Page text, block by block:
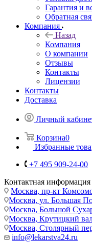
Гарантия и
Обратная
Компания
Назад
Компания
О компании
Отзывы
Контакты
Лицензии
Контакты
Доставка
Личный
Корзина0
Избранные
+7 495 909-24-00
Контактная информация
Москва, пр-кт
Москва, ул. Большая
Москва, Большой
Москва, Крутицкий
Москва, Столярный
info@lekarstva24.ru